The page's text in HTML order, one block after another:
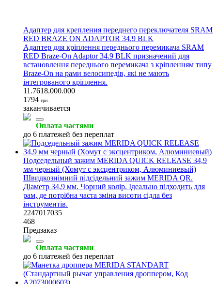
Адаптер для крепления переднего переключателя SRAM
RED BRAZE ON ADAPTOR 34.9 BLK
Адаптер для кріплення переднього перемикача SRAM
RED Braze-On Adaptor 34.9 BLK призначений для
встановлення переднього перемикача з кріпленням типу
Braze-On на рами велосипедів, які не мають
інтегрованого кріплення.
11.7618.000.000
1794 грн.
заканчивается
Оплата частями
до 6 платежей без переплат
Подседельный зажим MERIDA QUICK RELEASE 34,9
мм черный (Хомут с эксцентриком, Алюминиевый)
Швидкознімний підсідельний зажим MERIDA QR.
Діаметр 34,9 мм. Чорний колір. Ідеально підходить для
рам, де потрібна часта зміна висоти сідла без
інструментів.
2247017035
468
Предзаказ
Оплата частями
до 6 платежей без переплат